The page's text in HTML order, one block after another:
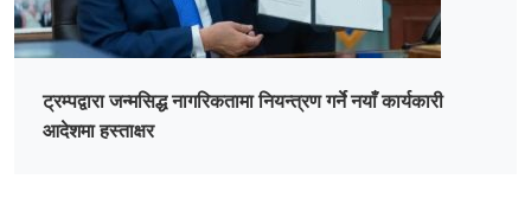
ट्रम्पद्वारा जन्मसिद्ध नागरिकतामा नियन्त्रण गर्ने नयाँ कार्यकारी
आदेशमा हस्ताक्षर